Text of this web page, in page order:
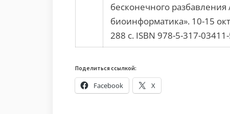
бесконечного
биоинформатика». 10-15
288 c. ISBN 978-5-317-
Поделиться ссылкой:
Facebook X